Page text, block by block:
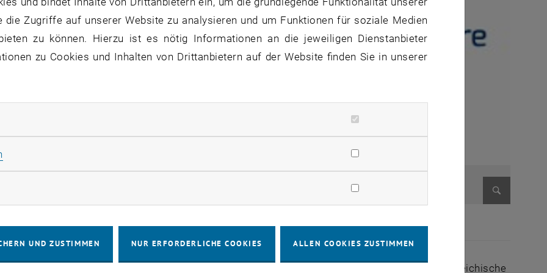
vom 02.04. bis 04.04. an der TU Wien - CCCA Climate Change Centre AUSTRIA
Klimatag ist eine wissenschaftliche Konferenz, die einen Überblick über aktuelle österreichische
Zugriffe auf unserer Website zu analysieren und um Funktionen für soziale Medien
zu können. Hierzu ist es nötig Informationen an die jeweiligen Dienstanbieter
zu Cookies und Inhalten von Drittanbietern auf der Website finden Sie in unserer
Cookies zulassen
UND ZUSTIMMEN NUR ERFORDERLICHE COOKIES ALLEN COOKIES ZUSTIMMEN